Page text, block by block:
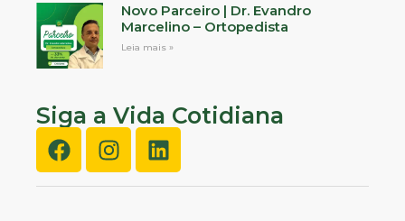
Novo Parceiro | Dr. Evandro
Marcelino – Ortopedista
Leia mais »
Siga a Vida Cotidiana